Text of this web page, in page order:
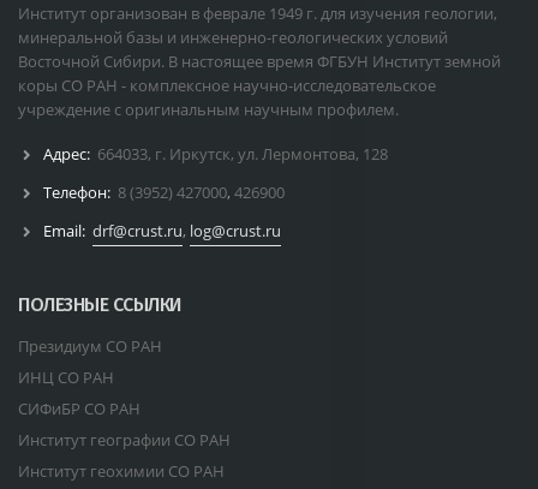
Институт организован в феврале 1949 г. для изучения геологии,
минеральной базы и инженерно-геологических условий
Восточной Сибири. В настоящее время ФГБУН Институт земной
коры СО РАН - комплексное научно-исследовательское
учреждение с оригинальным научным профилем.
Адрес: 664033, г. Иркутск, ул. Лермонтова, 128
Телефон: 8 (3952) 427000, 426900
Email: drf@crust.ru, log@crust.ru
ПОЛЕЗНЫЕ ССЫЛКИ
Президиум СО РАН
ИНЦ СО РАН
СИФиБР СО РАН
Институт географии СО РАН
Институт геохимии СО РАН